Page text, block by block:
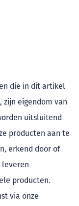
die in dit artikel
zijn eigendom van
uitsluitend
producten aan te
erkend door of
leveren
producten.
via onze